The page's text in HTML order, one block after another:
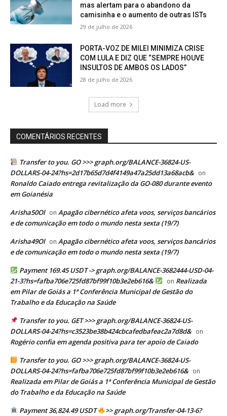
mas alertam para o abandono da
camisinha e o aumento de outras ISTs
29 de julho de 2026
PORTA-VOZ DE MILEI MINIMIZA CRISE
COM LULA E DIZ QUE “SEMPRE HOUVE
INSULTOS DE AMBOS OS LADOS”
28 de julho de 2026
Load more
COMENTÁRIOS RECENTES
Transfer to you. GO >>> graph.org/BALANCE-36824-US-
DOLLARS-04-24?hs=2d17b65d7d4f4149a47a25dd13a68acb& on
Ronaldo Caiado entrega revitalização da GO-080 durante evento
em Goianésia
Arisha50Ol on Apagão cibernético afeta voos, serviços bancários
e de comunicação em todo o mundo nesta sexta (19/7)
Arisha49Ol on Apagão cibernético afeta voos, serviços bancários
e de comunicação em todo o mundo nesta sexta (19/7)
Payment 169.45 USDT -> graph.org/BALANCE-3682444-USD-04-
21-3?hs=fafba706e725fd87bf99f10b3e2eb616&
on Realizada
em Pilar de Goiás a 1ª Conferência Municipal de Gestão do
Trabalho e da Educação na Saúde
Transfer to you. GET >>> graph.org/BALANCE-36824-US-
DOLLARS-04-24?hs=c3523be38b424cbcafedbafeac2a7d8d& on
Rogério confia em agenda positiva para ter apoio de Caiado
Transfer to you. GO >>> graph.org/BALANCE-36824-US-
DOLLARS-04-24?hs=fafba706e725fd87bf99f10b3e2eb616& on
Realizada em Pilar de Goiás a 1ª Conferência Municipal de Gestão
do Trabalho e da Educação na Saúde
Payment 36,824.49 USDT
>> graph.org/Transfer-04-13-6?